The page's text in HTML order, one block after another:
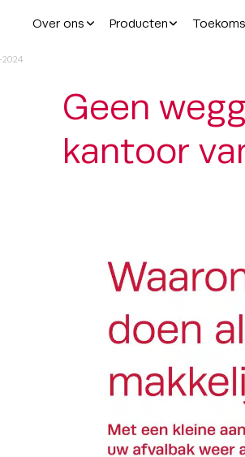
Over ons Producten
2024
Geen
kantoor